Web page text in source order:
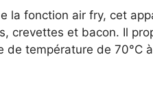
la fonction air fry, cet
crevettes et bacon. Il
de température de 70°C